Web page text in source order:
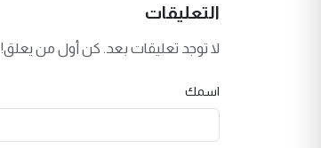
التعليقات
لا توجد تعليقات بعد. كن أول من يعلق!
اسمك